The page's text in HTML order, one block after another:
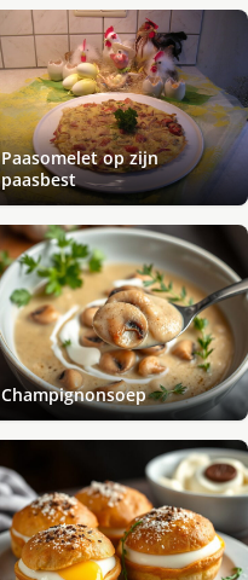
Paasomelet op zijn
paasbest
Champignonsoep